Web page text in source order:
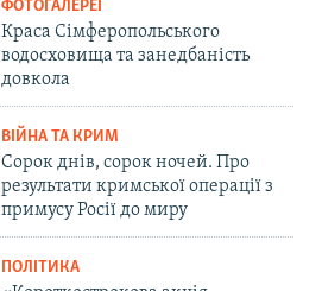
ФОТОГАЛЕРЕЇ
Краса Сімферопольського
водосховища та занедбаність
довкола
ВІЙНА ТА КРИМ
Сорок днів, сорок ночей. Про
результати кримської операції з
примусу Росії до миру
ПОЛІТИКА